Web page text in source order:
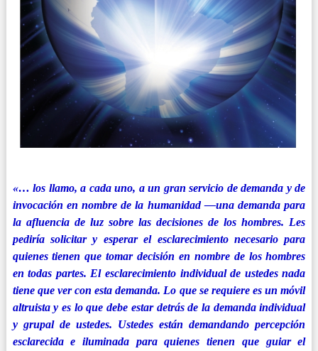
«… los llamo, a cada uno, a un gran servicio de demanda y de
invocación en nombre de la humanidad—unademanda para
la afluencia de luz sobre las decisiones de los hombres. Les
pediría solicitar y esperar el esclarecimiento necesario para
quienes tienen que tomar decisión en nombre de los hombres
en todas partes. El esclarecimiento individual de ustedes nada
tiene que ver con esta demanda. Lo que se requiere es un móvil
altruista y es lo que debe estar detrás de la demanda individual
y grupal de ustedes. Ustedes están demandando percepción
esclarecida e iluminada para quienes tienen que guiar el